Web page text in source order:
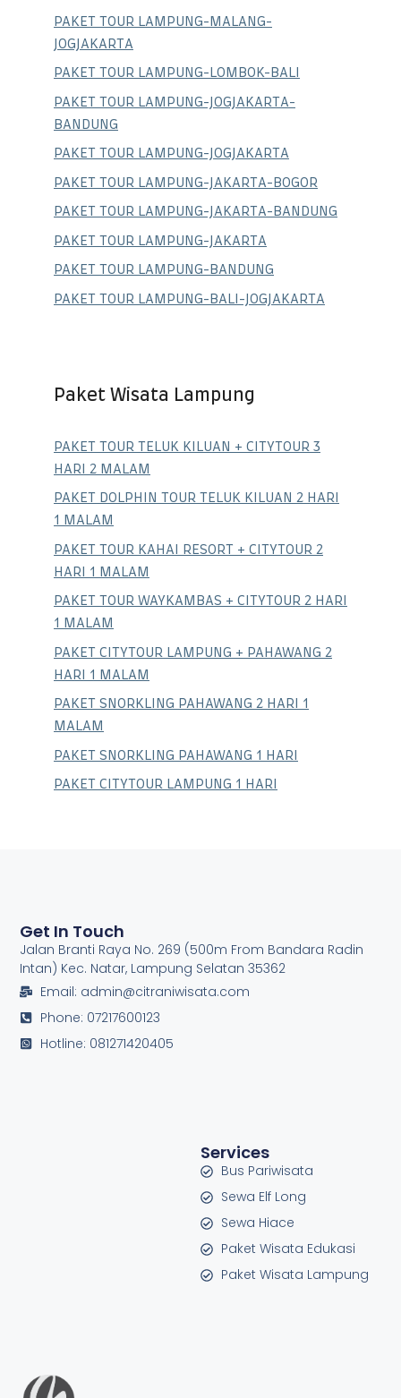
PAKET TOUR LAMPUNG-MALANG-
JOGJAKARTA
PAKET TOUR LAMPUNG-LOMBOK-BALI
PAKET TOUR LAMPUNG-JOGJAKARTA-
BANDUNG
PAKET TOUR LAMPUNG-JOGJAKARTA
PAKET TOUR LAMPUNG-JAKARTA-BOGOR
PAKET TOUR LAMPUNG-JAKARTA-BANDUNG
PAKET TOUR LAMPUNG-JAKARTA
PAKET TOUR LAMPUNG-BANDUNG
PAKET TOUR LAMPUNG-BALI-JOGJAKARTA
Paket Wisata Lampung
PAKET TOUR TELUK KILUAN + CITYTOUR 3
HARI 2 MALAM
PAKET DOLPHIN TOUR TELUK KILUAN 2 HARI
1 MALAM
PAKET TOUR KAHAI RESORT + CITYTOUR 2
HARI 1 MALAM
PAKET TOUR WAYKAMBAS + CITYTOUR 2 HARI
1 MALAM
PAKET CITYTOUR LAMPUNG + PAHAWANG 2
HARI 1 MALAM
PAKET SNORKLING PAHAWANG 2 HARI 1
MALAM
PAKET SNORKLING PAHAWANG 1 HARI
PAKET CITYTOUR LAMPUNG 1 HARI
Services
Bus Pariwisata
Sewa Elf Long
Sewa Hiace
Paket Wisata Edukasi
Paket Wisata Lampung
Get In Touch
Jalan Branti Raya No. 269 (500m From Bandara Radin
Intan) Kec. Natar, Lampung Selatan 35362
Email: admin@citraniwisata.com
Phone: 07217600123
Hotline: 081271420405